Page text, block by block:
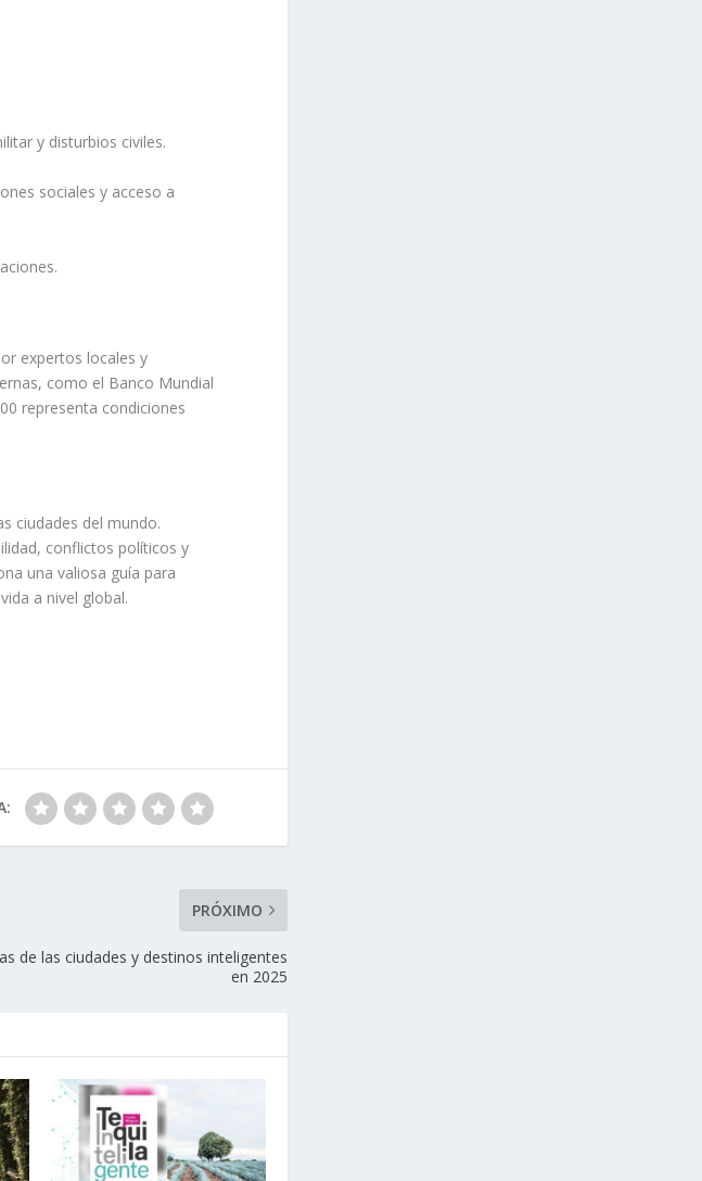
y disturbios civiles.
sociales y acceso a
expertos locales y
como el Banco Mundial
representa condiciones
ciudades del mundo.
conflictos políticos y
una valiosa guía para
a nivel global.
PRÓXIMO
de las ciudades y destinos inteligentes
en 2025